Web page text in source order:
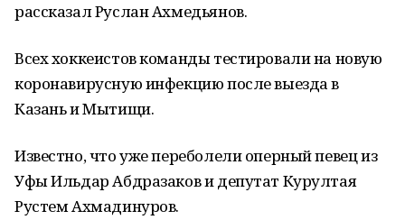
рассказал Руслан Ахмедьянов.
Всех хоккеистов команды тестировали на новую
коронавирусную инфекцию после выезда в
Казань и Мытищи.
Известно, что уже переболели оперный певец из
Уфы Ильдар Абдразаков и депутат Курултая
Рустем Ахмадинуров.